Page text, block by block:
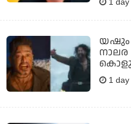
യഷും
നാലര
1